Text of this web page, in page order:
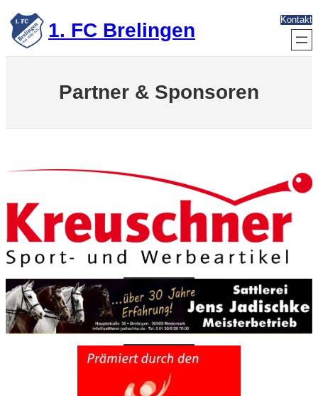
Zum
Inhalt
springen 1. FC Brelingen Kontakt
Partner & Sponsoren